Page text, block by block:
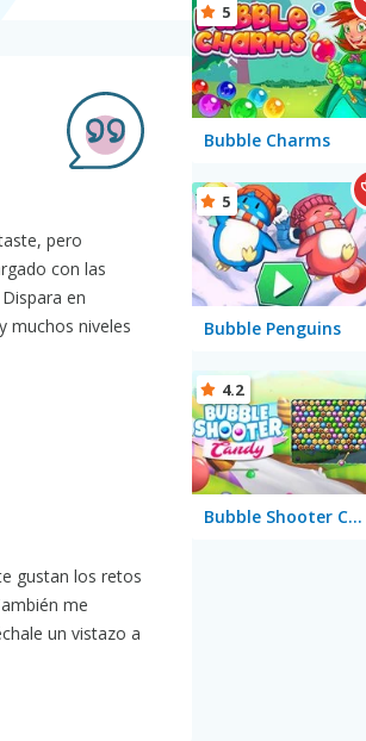
pero
con las
en
muchos niveles
gustan los retos
me
un vistazo a
Bubble Charms
5
Bubble Penguins
5
Bubble Shooter Candy
4.2